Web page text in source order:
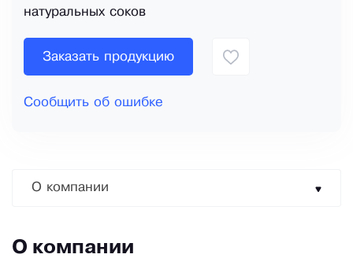
натуральных соков
Заказать продукцию
Сообщить об ошибке
О компании
О компании